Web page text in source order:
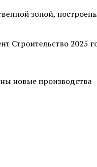
зоной,
Строительство 2025
новые производства